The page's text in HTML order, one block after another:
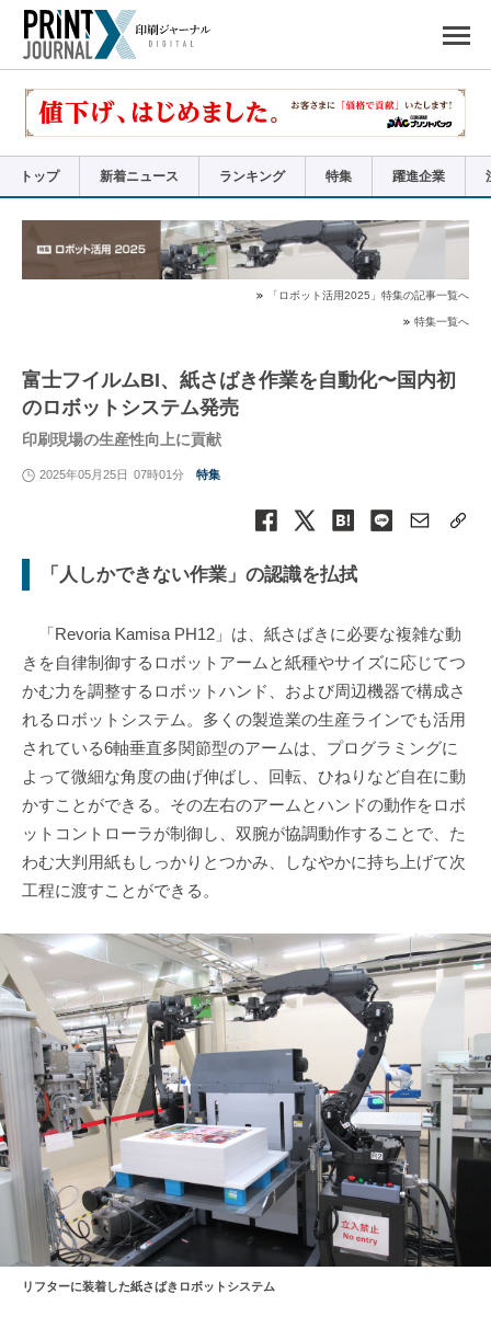
で
リ
トップ 新着ニュース ランキング 特集 躍進企業
「ロボット活用2025」特集の記事一覧へ
特集一覧へ
富士フイルムBI、紙さばき作業を自動化〜国内初
のロボットシステム発売
印刷現場の生産性向上に貢献
2025年05月25日 07時01分 特集
「人しかできない作業」の認識を払拭
「Revoria Kamisa PH12」は、紙さばきに必要な複雑な動
きを自律制御するロボットアームと紙種やサイズに応じてつ
かむ⼒を調整するロボットハンド、および周辺機器で構成さ
れるロボットシステム。多くの製造業の生産ラインでも活用
されている6軸垂直多関節型のアームは、プログラミングに
よって微細な角度の曲げ伸ばし、回転、ひねりなど自在に動
かすことができる。その左右のアームとハンドの動作をロボ
ットコントローラが制御し、双腕が協調動作することで、た
わむ大判用紙もしっかりとつかみ、しなやかに持ち上げて次
工程に渡すことができる。
リフターに装着した紙さばきロボットシステム